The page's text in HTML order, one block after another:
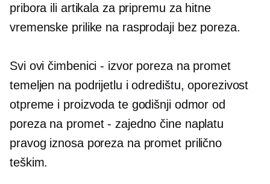
pribora ili artikala za pripremu za hitne
vremenske prilike na rasprodaji bez poreza.
Svi ovi čimbenici - izvor poreza na promet
temeljen na podrijetlu i odredištu, oporezivost
otpreme i proizvoda te godišnji odmor od
poreza na promet - zajedno čine naplatu
pravog iznosa poreza na promet prilično
teškim.